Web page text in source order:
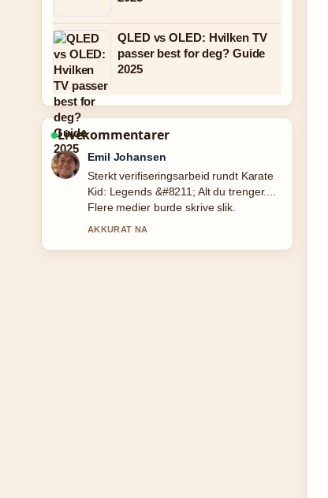
QLED vs OLED: Hvilken TV
passer best for deg? Guide
2025
Livekommentarer
Andreas Dahl
God gjennomgang av Перевести с
норвежского на русский: лучшие
переводчики. Dette er den klarest